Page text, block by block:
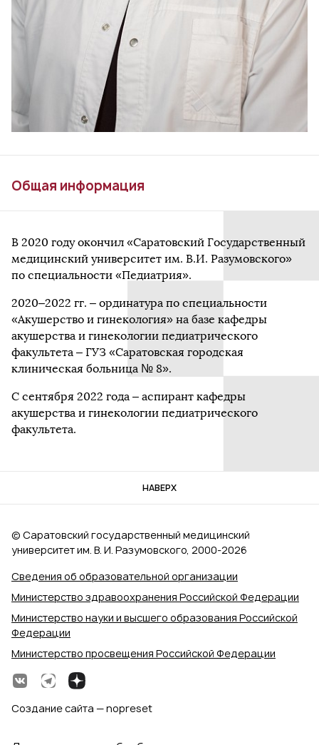
Общая информация
В 2020 году окончил «Саратовский Государственный
медицинский университет им. В.И. Разумовского»
по специальности «Педиатрия».
2020–2022 гг. – ординатура по специальности
«Акушерство и гинекология» на базе кафедры
акушерства и гинекологии педиатрического
факультета – ГУЗ «Саратовская городская
клиническая больница № 8».
С сентября 2022 года – аспирант кафедры
акушерства и гинекологии педиатрического
факультета.
НАВЕРХ
Сведения об образовательной организации
Министерство здравоохранения Российской Федерации
Министерство науки и высшего образования Российской
Федерации
Министерство просвещения Российской Федерации
© Саратовский государственный медицинский
университет им. В. И. Разумовского, 2000‑2026
Создание сайта — nopreset